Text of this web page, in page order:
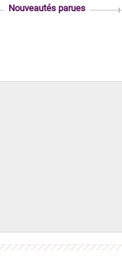
Nouveautés parues